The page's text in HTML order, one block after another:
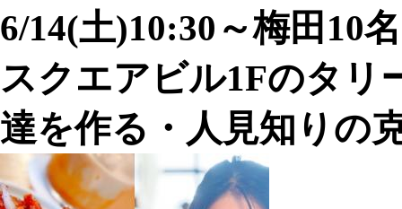
6/14(土)10:30～梅田10
スクエアビル1Fのタリ
達を作る・人見知りの